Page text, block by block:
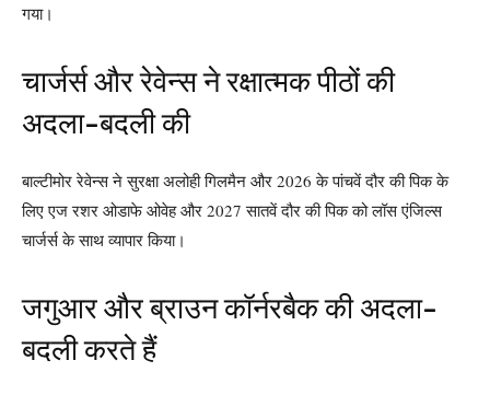
गया।
चार्जर्स और रेवेन्स ने रक्षात्मक पीठों की
अदला-बदली की
बाल्टीमोर रेवेन्स ने सुरक्षा अलोही गिलमैन और 2026 के पांचवें दौर की पिक के
लिए एज रशर ओडाफे ओवेह और 2027 सातवें दौर की पिक को लॉस एंजिल्स
चार्जर्स के साथ व्यापार किया।
जगुआर और ब्राउन कॉर्नरबैक की अदला-
बदली करते हैं